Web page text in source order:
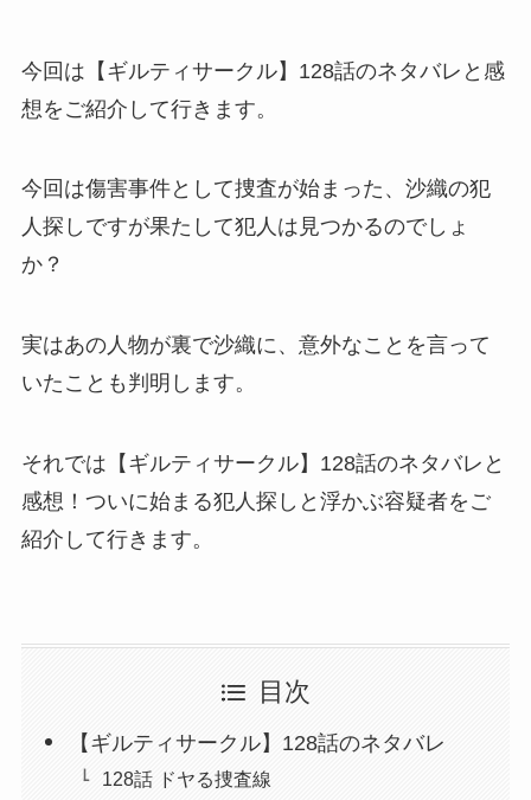
今回は【ギルティサークル】128話のネタバレと感
想をご紹介して行きます。
今回は傷害事件として捜査が始まった、沙織の犯
人探しですが果たして犯人は見つかるのでしょ
か？
実はあの人物が裏で沙織に、意外なことを言って
いたことも判明します。
それでは【ギルティサークル】128話のネタバレと
感想！ついに始まる犯人探しと浮かぶ容疑者をご
紹介して行きます。
目次
【ギルティサークル】128話のネタバレ
128話 ドヤる捜査線